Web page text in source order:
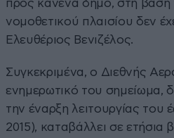
προς κανένα δήμο, στη βάση
νομοθετικού πλαισίου δεν
Ελευθέριος Βενιζέλος.
Συγκεκριμένα, ο Διεθνής
ενημερωτικό του σημείωμα,
την έναρξη λειτουργίας του
2015), καταβάλλει σε